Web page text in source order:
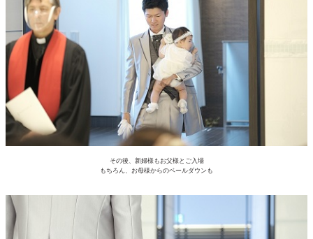
その後、新婦様もお父様とご入場
もちろん、お母様からのベールダウンも